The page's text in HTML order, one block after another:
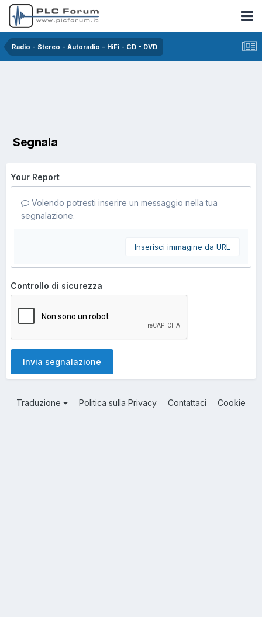
Radio - Stereo - Autoradio - HiFi - CD - DVD
Segnala
Your Report
Volendo potresti inserire un messaggio nella tua
segnalazione.
Inserisci immagine da URL
Controllo di sicurezza
Invia segnalazione
Traduzione Politica sulla Privacy Contattaci Cookie